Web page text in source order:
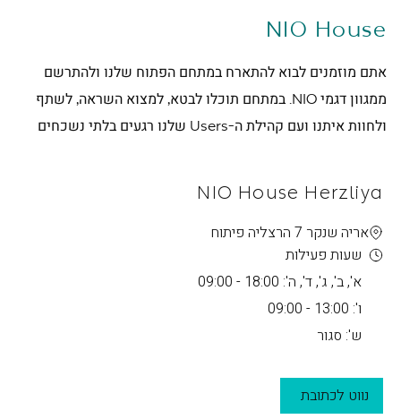
NIO House
אתם מוזמנים לבוא להתארח במתחם הפתוח שלנו ולהתרשם
ממגוון דגמי NIO. במתחם תוכלו לבטא, למצוא השראה, לשתף
ולחוות איתנו ועם קהילת ה-Users שלנו רגעים בלתי נשכחים
NIO House Herzliya
אריה שנקר 7 הרצליה פיתוח
שעות פעילות
א', ב', ג', ד', ה': 18:00 - 09:00
ו': 13:00 - 09:00
ש': סגור
נווט לכתובת